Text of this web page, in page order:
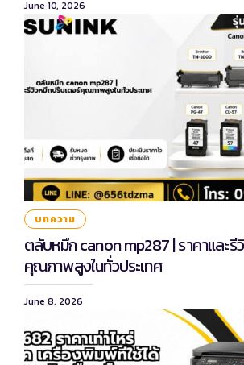
June 10, 2026
บทความ
ตลับหมึก canon mp287 | ราคาและรี
คุณภาพสูงในทั่วประเทศ
June 8, 2026